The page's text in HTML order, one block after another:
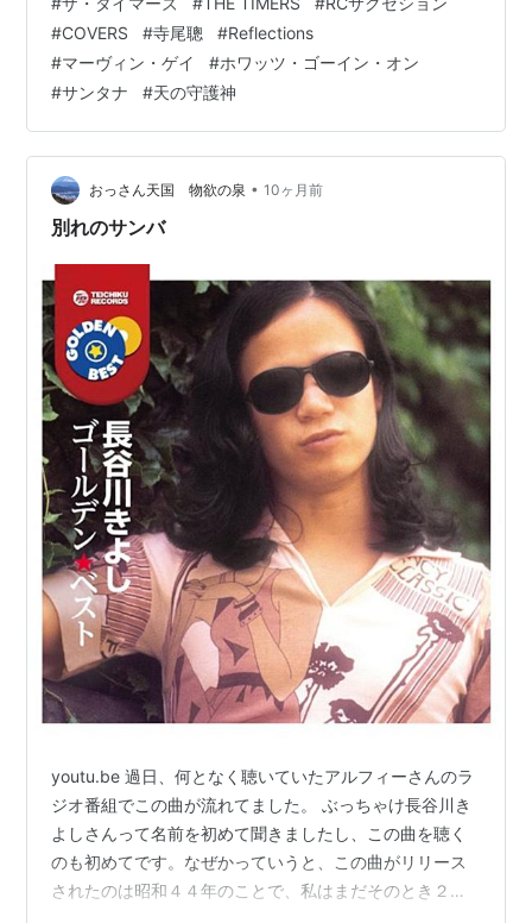
バム」を5枚挙げたいと思います。 NHK-FM『マイ・フェ
イバリット・アルバム』タイトル
#COVERS #寺尾聰 #Reflections
#マーヴィン・ゲイ #ホワッツ・ゴーイン・オン
#サンタナ #天の守護神
おっさん天国 物欲の泉 • 10ヶ月前
別れのサンバ
youtu.be 過日、何となく聴いていたアルフィーさんのラ
ジオ番組でこの曲が流れてました。 ぶっちゃけ長谷川き
よしさんって名前を初めて聞きましたし、この曲を聴く
のも初めてです。なぜかっていうと、この曲がリリース
されたのは昭和４４年のことで、私はまだそのとき２歳